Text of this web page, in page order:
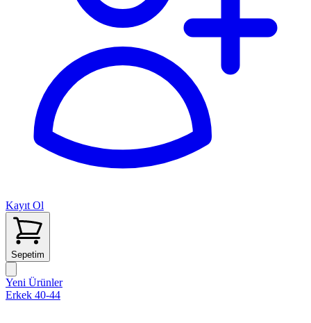
Kayıt Ol
Sepetim
Yeni Ürünler
Erkek 40-44